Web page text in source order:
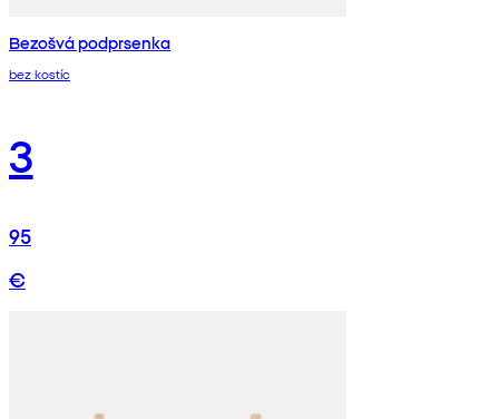
Bezošvá podprsenka
bez kostíc
3
95
€